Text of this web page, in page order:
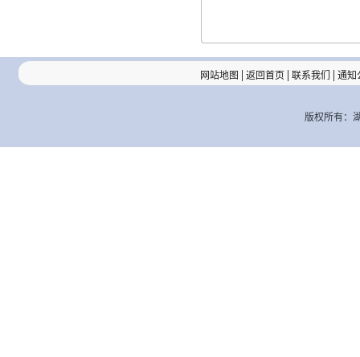
网站地图 | 返回首页 | 联系我们 | 通知
版权所有：